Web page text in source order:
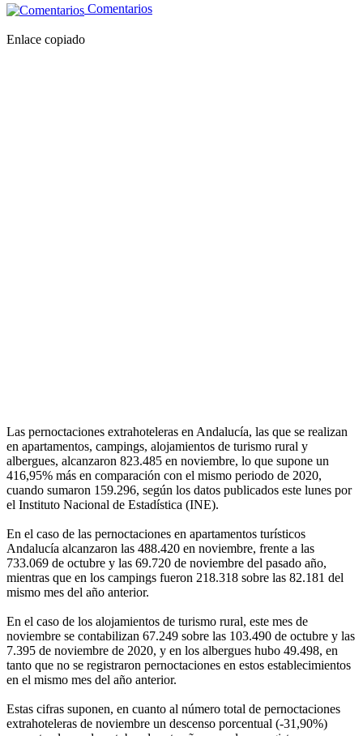
Comentarios
Enlace copiado
Las pernoctaciones extrahoteleras en Andalucía, las que se realizan
en apartamentos, campings, alojamientos de turismo rural y
albergues, alcanzaron 823.485 en noviembre, lo que supone un
416,95% más en comparación con el mismo periodo de 2020,
cuando sumaron 159.296, según los datos publicados este lunes por
el Instituto Nacional de Estadística (INE).
En el caso de las pernoctaciones en apartamentos turísticos
Andalucía alcanzaron las 488.420 en noviembre, frente a las
733.069 de octubre y las 69.720 de noviembre del pasado año,
mientras que en los campings fueron 218.318 sobre las 82.181 del
mismo mes del año anterior.
En el caso de los alojamientos de turismo rural, este mes de
noviembre se contabilizan 67.249 sobre las 103.490 de octubre y las
7.395 de noviembre de 2020, y en los albergues hubo 49.498, en
tanto que no se registraron pernoctaciones en estos establecimientos
en el mismo mes del año anterior.
Estas cifras suponen, en cuanto al número total de pernoctaciones
extrahoteleras de noviembre un descenso porcentual (-31,90%)